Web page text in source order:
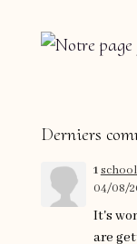
Derniers
1
04/08/
It's
are